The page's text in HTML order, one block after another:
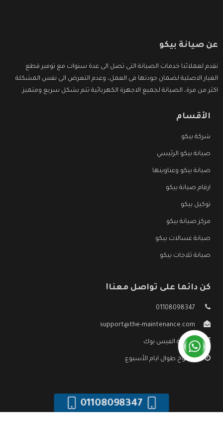
عن صيانة بيكو
نقدم لعملائنا خدمات الصيانة التى تصل الى عدة سنوات مع توفير قطع
الغيار الاصلية لضمان جودتها فى العمل، وعدم التعرض الى نفس المشكلة
اكثر من مرة، الصيانة لجميع الاجهزة الكهربائية تتم بشكل سريع ومتميز.
الأقسام
شركة بيكو
صيانة بيكو الرئيسي
صيانة بيكو وعناوينها
ارقام صيانة بيكو
توكيل بيكو
مركز صيانة بيكو
صيانة غسالات بيكو
صيانة ثلاجات بيكو
كن دائما على تواصل معنا!
01108098347
support@the-maintenance.com
صفحة الفيس بوك
مفتوح طوال ايام الأسبوع
01108098347